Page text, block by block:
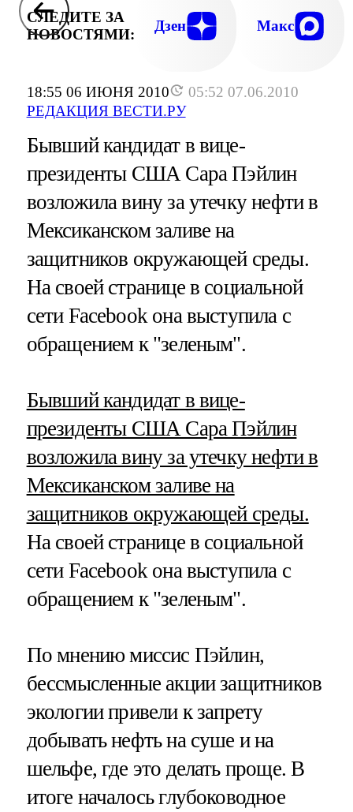
18:55 06 ИЮНЯ 2010
05:52 07.06.2010
РЕДАКЦИЯ ВЕСТИ.РУ
СЛЕДИТЕ ЗА
НОВОСТЯМИ:
Дзен Макс
Бывший кандидат в вице-
президенты США Сара Пэйлин
возложила вину за утечку нефти в
Мексиканском заливе на
защитников окружающей среды.
На своей странице в социальной
сети Facebook она выступила с
обращением к "зеленым".
Бывший кандидат в вице-
президенты США Сара Пэйлин
возложила вину за утечку нефти в
Мексиканском заливе на
защитников окружающей среды.
На своей странице в социальной
сети Facebook она выступила с
обращением к "зеленым".
По мнению миссис Пэйлин,
бессмысленные акции защитников
экологии привели к запрету
добывать нефть на суше и на
шельфе, где это делать проще. В
итоге началось глубоководное